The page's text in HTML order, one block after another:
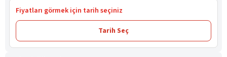
Fiyatları görmek için tarih seçiniz
Tarih Seç